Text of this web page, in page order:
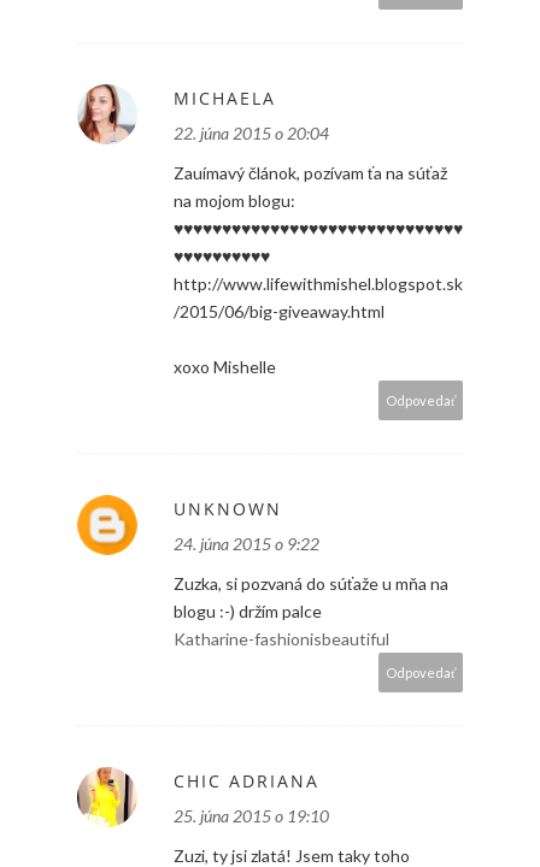
MICHAELA
22. júna 2015 o 20:04
Zauímavý článok, pozívam ťa na súťaž
na mojom blogu:
♥♥♥♥♥♥♥♥♥♥♥♥♥♥♥♥♥♥♥♥♥♥♥♥♥♥♥♥♥♥
♥♥♥♥♥♥♥♥♥♥
http://www.lifewithmishel.blogspot.sk
/2015/06/big-giveaway.html
xoxo Mishelle
Odpovedať
UNKNOWN
24. júna 2015 o 9:22
Zuzka, si pozvaná do súťaže u mňa na
blogu :-) držím palce
Katharine-fashionisbeautiful
Odpovedať
CHIC ADRIANA
25. júna 2015 o 19:10
Zuzi, ty jsi zlatá! Jsem taky toho